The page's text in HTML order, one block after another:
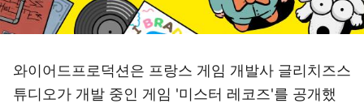
와이어드프로덕션은 프랑스 게임 개발사 글리치즈스
튜디오가 개발 중인 게임 '미스터 레코즈'를 공개했